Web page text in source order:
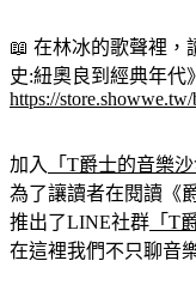
📖 在林冰的歌聲裡，
史:紐奧良到經典年代
https://
加入 「T爵士的音樂沙
為了讓讀者在閱讀《
推出了LINE社群 「T
在這裡我們不只聊音